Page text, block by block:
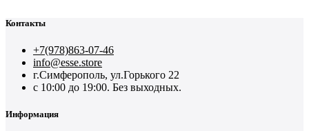
Контакты
+7(978)863-07-46
info@esse.store
г.Симферополь, ул.Горького 22
с 10:00 до 19:00. Без выходных.
Информация